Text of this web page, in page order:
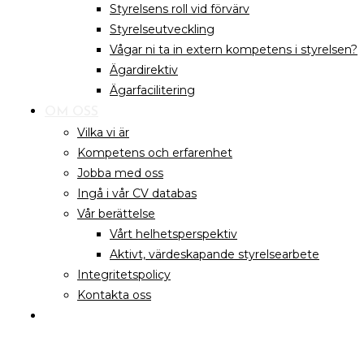
Styrelsens roll vid förvärv
Styrelseutveckling
Vågar ni ta in extern kompetens i styrelsen?
Ägardirektiv
Ägarfacilitering
Vilka vi är
Kompetens och erfarenhet
Jobba med oss
Ingå i vår CV databas
Vår berättelse
Vårt helhetsperspektiv
Aktivt, värdeskapande styrelsearbete
Integritetspolicy
Kontakta oss